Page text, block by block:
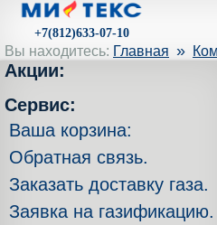
+7(812)633-07-10
Вы находитесь: Главная »
Акции:
Сервис:
Ваша корзина:
Обратная связь.
Заказать доставку газа.
Заявка на газификацию.